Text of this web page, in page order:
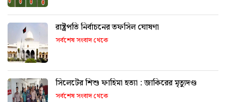
রাষ্ট্রপতি নির্বাচনের তফসিল ঘোষণা
সর্বশেষ সংবাদ থেকে
সিলেটের শিশু ফাহিমা হত্যা : জাকিরের মৃত্যুদণ্ড
সর্বশেষ সংবাদ থেকে